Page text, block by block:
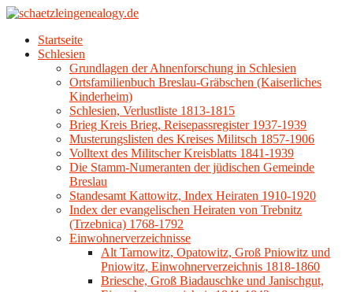
Zum
springen
schaetzleingenealogy.de
Schlesische
Ahnenforschung
Startseite
Schlesien
Grundlagen der Ahnenforschung in Schlesien
Ortsfamilienbuch Breslau-Gräbschen (Kaiserliches
Kinderheim)
Schlesien, Verlustliste 1813-1815
Brieg Kreis Brieg, Reisepassregister 1937-1939
Musterungslisten des Kreises Militsch 1857-1906
Volltext des Militscher Kreisblatts 1841-1939
Die Stamm-Numeranten der jüdischen Gemeinde
Breslau
Standesamt Kattowitz, Index Heiraten 1910-1920
Index der evangelischen Heiraten von Trebnitz
(Trzebnica) 1768-1792
Einwohnerverzeichnisse
Alt Tarnowitz, Opatowitz, Groß Pniowitz und
Pniowitz, Einwohnerverzeichnis 1818-1860
Briesche, Groß Biadauschke und Janischgut,